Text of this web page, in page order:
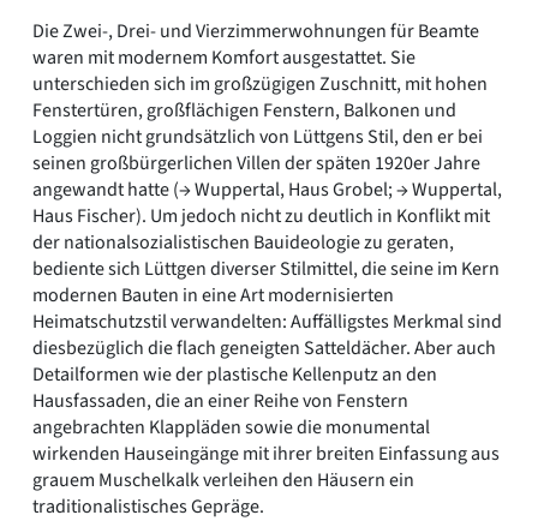
Die Zwei-, Drei- und Vierzimmerwohnungen für Beamte
waren mit modernem Komfort ausgestattet. Sie
unterschieden sich im großzügigen Zuschnitt, mit hohen
Fenstertüren, großflächigen Fenstern, Balkonen und
Loggien nicht grundsätzlich von Lüttgens Stil, den er bei
seinen großbürgerlichen Villen der späten 1920er Jahre
angewandt hatte (→ Wuppertal, Haus Grobel; → Wuppertal,
Haus Fischer). Um jedoch nicht zu deutlich in Konflikt mit
der nationalsozialistischen Bauideologie zu geraten,
bediente sich Lüttgen diverser Stilmittel, die seine im Kern
modernen Bauten in eine Art modernisierten
Heimatschutzstil verwandelten: Auffälligstes Merkmal sind
diesbezüglich die flach geneigten Satteldächer. Aber auch
Detailformen wie der plastische Kellenputz an den
Hausfassaden, die an einer Reihe von Fenstern
angebrachten Klappläden sowie die monumental
wirkenden Hauseingänge mit ihrer breiten Einfassung aus
grauem Muschelkalk verleihen den Häusern ein
traditionalistisches Gepräge.